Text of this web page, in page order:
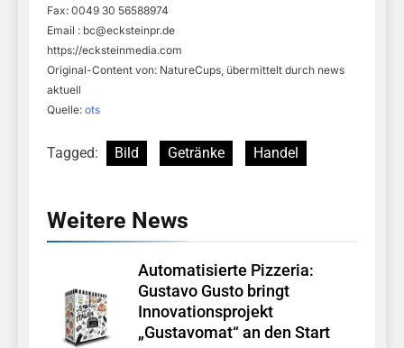
Fax: 0049 30 56588974
Email : bc@ecksteinpr.de
https://ecksteinmedia.com
Original-Content von: NatureCups, übermittelt durch news
aktuell
Quelle: ots
Tagged: Bild Getränke Handel
Weitere News
Automatisierte Pizzeria:
Gustavo Gusto bringt
Innovationsprojekt
„Gustavomat“ an den Start